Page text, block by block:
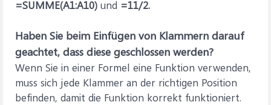
=SUMME(A1:A10) und =11/2.
Haben Sie beim Einfügen von Klammern darauf
geachtet, dass diese geschlossen werden?
Wenn Sie in einer Formel eine Funktion verwenden,
muss sich jede Klammer an der richtigen Position
befinden, damit die Funktion korrekt funktioniert.